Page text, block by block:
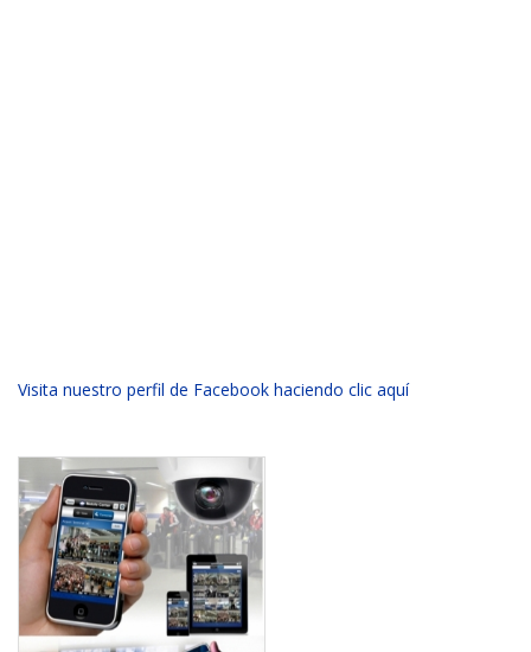
Visita nuestro perfil de Facebook haciendo clic aquí